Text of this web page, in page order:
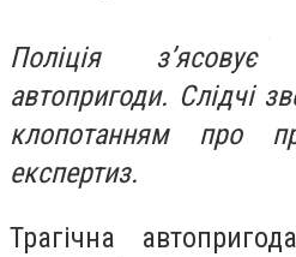
Поліція
автопригоди. Слідчі
клопотанням про
експертиз.
Трагічна